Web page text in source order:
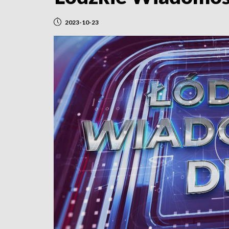
2023-10-23